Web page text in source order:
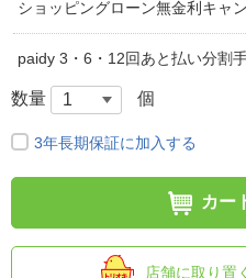
ショッピングローン無金利キャ
paidy 3・6・12回あと払い分割
数量 個
3年長期保証に加入する
カー
店舗に取り置